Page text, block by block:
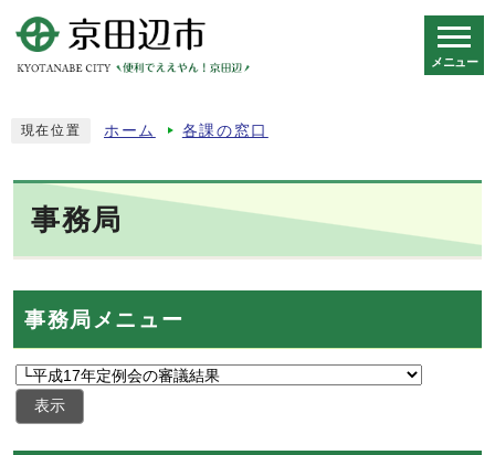
メニュー
現在位置 ホーム 各課の窓口
事務局
事務局メニュー
表示